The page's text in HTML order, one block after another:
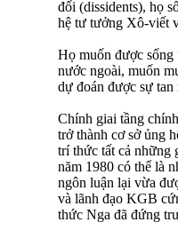
đối (dissidents), họ
hệ tư tưởng Xô-viết
Họ muốn được
nước ngoài, muốn
dự đoán được sự
Chính giai tầng
trở thành cơ sở ủng
trí thức tất cả những
năm 1980 có thể là
ngôn luận lại vừa
và lãnh đạo KGB
thức Nga đã đứng